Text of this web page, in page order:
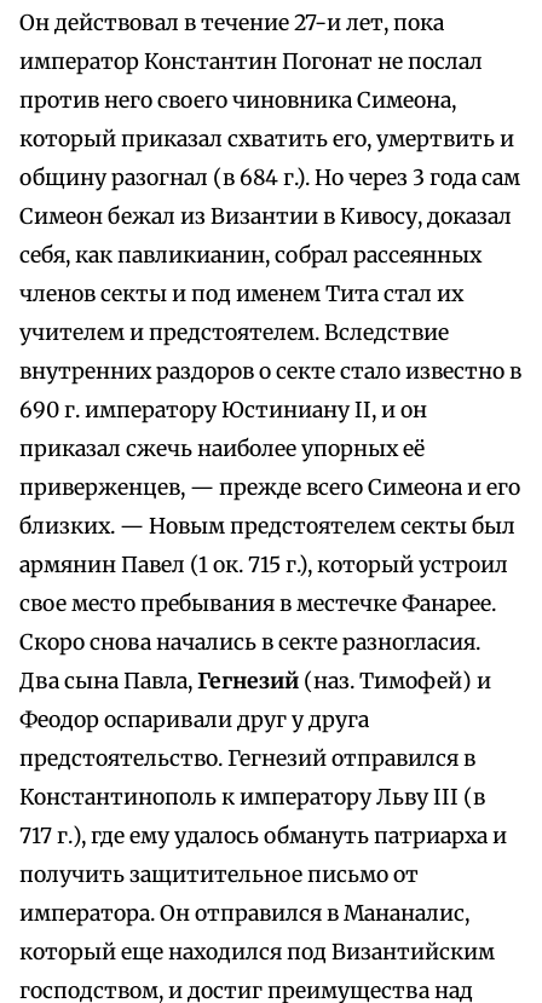
Он действовал в течение 27-и лет, пока
император Константин Погонат не послал
против него своего чиновника Симеона,
который приказал схватить его, умертвить и
общину разогнал (в 684 г.). Но через 3 года сам
Симеон бежал из Византии в Кивосу, доказал
себя, как павликианин, собрал рассеянных
членов секты и под именем Тита стал их
учителем и предстоятелем. Вследствие
внутренних раздоров о секте стало известно в
690 г. императору Юстиниану II, и он
приказал сжечь наиболее упорных её
приверженцев, — прежде всего Симеона и его
близких. — Новым предстоятелем секты был
армянин Павел (1 ок. 715 г.), который устроил
свое место пребывания в местечке Фанарее.
Скоро снова начались в секте разногласия.
Два сына Павла,Гегнезий (наз. Тимофей) и
Феодор оспаривали друг у друга
предстоятельство. Гегнезий отправился в
Константинополь к императору Льву III (в
717 г.), где ему удалось обмануть патриарха и
получить защитительное письмо от
императора. Он отправился в Мананалис,
который еще находился под Византийским
господством, и достиг преимущества над